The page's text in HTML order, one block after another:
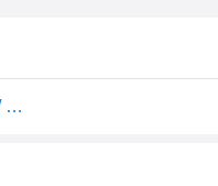
h＆s(エイチアンドエス) 5in1 コンディショナー 詰替 【h＆s(エイチアンドエス)】 290g / 460g / 850g / 1750g / 1750g*6個